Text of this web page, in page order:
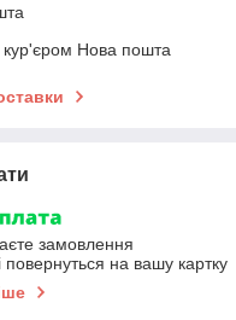
кур'єром Нова пошта
замовлення
повернуться на вашу картку